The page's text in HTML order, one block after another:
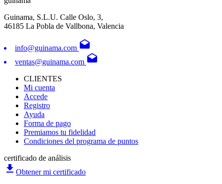
Guinama, S.L.U. Calle Oslo, 3,
46185 La Pobla de Vallbona, Valencia
info@guinama.com drafts
ventas@guinama.com drafts
CLIENTES
Mi cuenta
Accede
Registro
Ayuda
Forma de pago
Premiamos tu fidelidad
Condiciones del programa de puntos
certificado de análisis
file_download Obtener mi certificado